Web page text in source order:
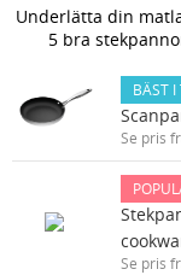
Underlätta din
5 bra
BÄST I
Se pris
Se pris